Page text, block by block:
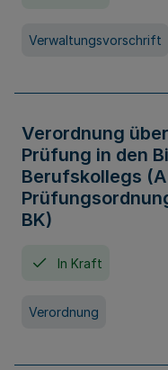
Verwaltungsvorschrift
Verordnung
Prüfung in den
Berufskollegs
BK)
In Kraft
Verordnung